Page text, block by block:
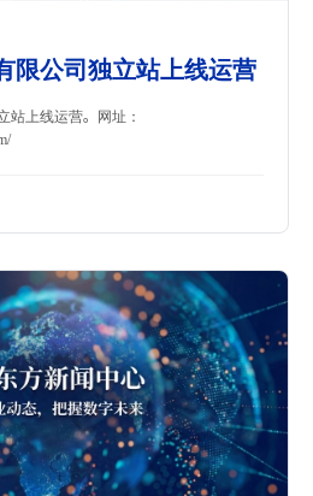
限公司独立站上线运营
站上线运营。网址：